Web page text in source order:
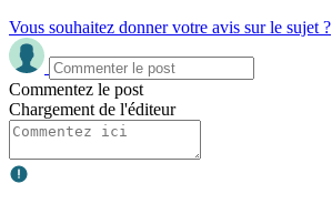
Vous souhaitez donner votre avis sur le sujet ?
Commentez le post
Chargement de l'éditeur